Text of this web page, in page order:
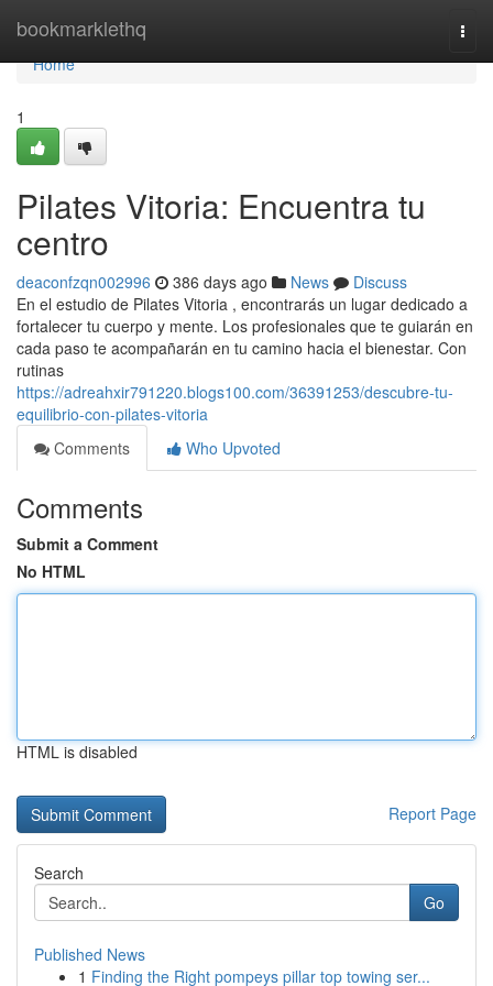
bookmarklethq
Home
Home
1
Pilates Vitoria: Encuentra tu
centro
deaconfzqn002996 386 days ago News
Discuss
En el estudio de Pilates Vitoria , encontrarás un lugar dedicado a
fortalecer tu cuerpo y mente. Los profesionales que te guiarán en
cada paso te acompañarán en tu camino hacia el bienestar. Con
rutinas
https://adreahxir791220.blogs100.com/36391253/descubre-tu-
equilibrio-con-pilates-vitoria
Comments
Who Upvoted
Comments
Submit a Comment
No HTML
HTML is disabled
Report Page
Search
Go
Published News
1 Finding the Right pompeys pillar top towing ser...